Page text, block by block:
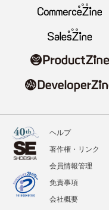
ヘルプ
著作権・リンク
会員情報管理
免責事項
会社概要